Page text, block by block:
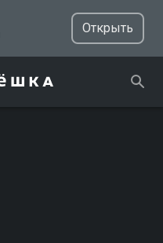
Открыть